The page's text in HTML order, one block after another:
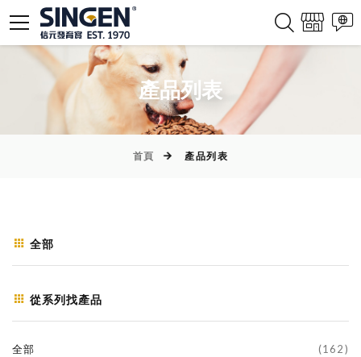
產品列表
首頁 產品列表
全部
從系列找產品
全部
(162)